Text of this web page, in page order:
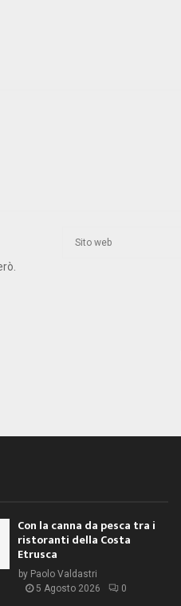
Con la canna da pesca tra i
ristoranti della Costa
Etrusca
by Paolo Valdastri
5 Agosto 2026
0